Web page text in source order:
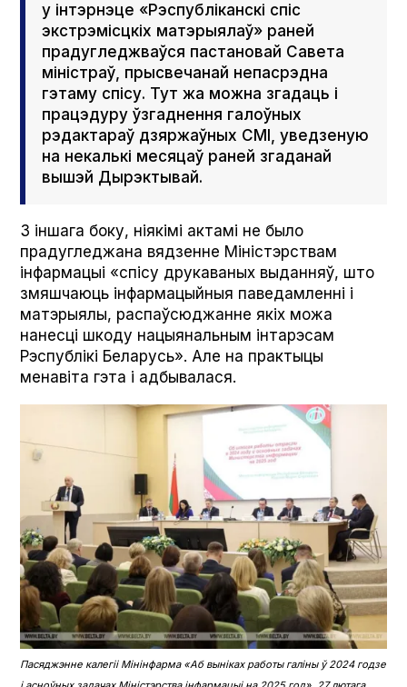
у інтэрнэце «Рэспубліканскі спіс
экстрэмісцкіх матэрыялаў» раней
прадугледжваўся пастановай Савета
міністраў, прысвечанай непасрэдна
гэтаму спісу. Тут жа можна згадаць і
працэдуру ўзгаднення галоўных
рэдактараў дзяржаўных СМІ, уведзеную
на некалькі месяцаў раней згаданай
вышэй Дырэктывай.
З іншага боку, ніякімі актамі не было
прадугледжана вядзенне Міністэрствам
інфармацыі «спісу друкаваных выданняў, што
змяшчаюць інфармацыйныя паведамленні і
матэрыялы, распаўсюджанне якіх можа
нанесці шкоду нацыянальным інтарэсам
Рэспублікі Беларусь». Але на практыцы
менавіта гэта і адбывалася.
Пасяджэнне калегіі Мінінфарма «Аб выніках работы галіны ў 2024 годзе